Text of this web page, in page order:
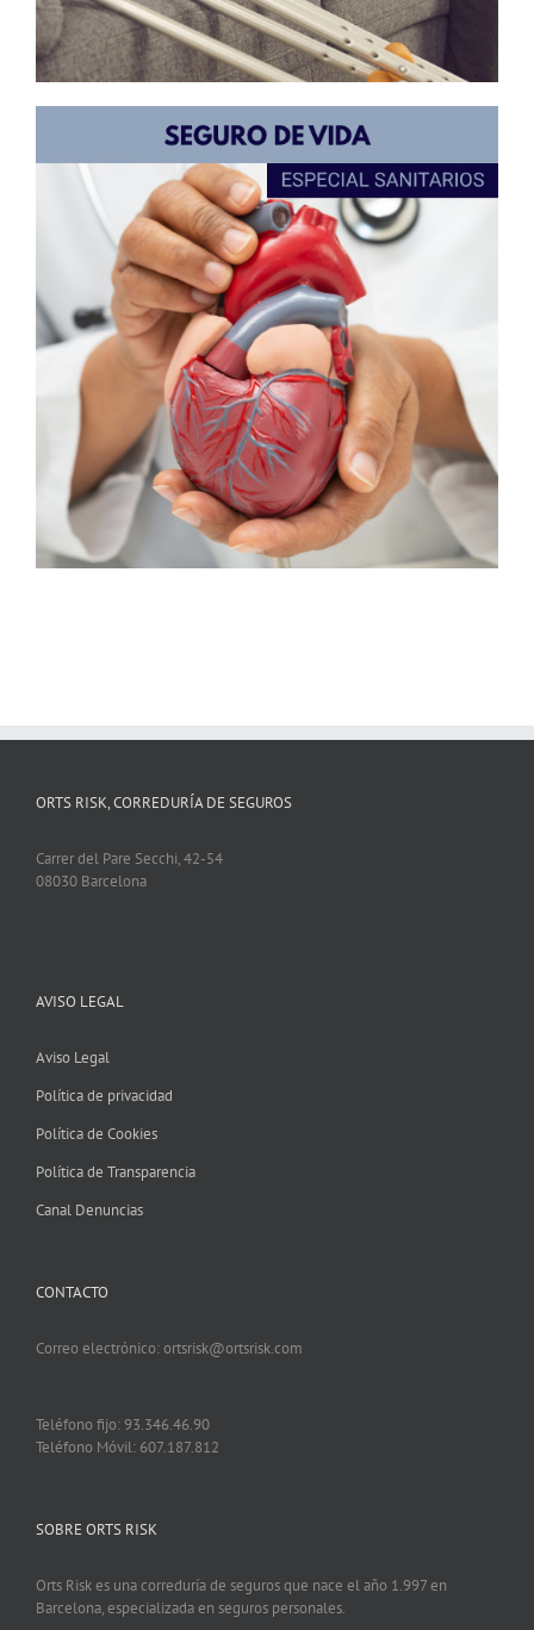
ORTS RISK, CORREDURÍA DE SEGUROS
Carrer del Pare Secchi, 42-54
08030 Barcelona
AVISO LEGAL
Aviso Legal
Política de privacidad
Política de Cookies
Política de Transparencia
Canal Denuncias
CONTACTO
Correo electrónico: ortsrisk@ortsrisk.com
Teléfono fijo: 93.346.46.90
Teléfono Móvil: 607.187.812
SOBRE ORTS RISK
Orts Risk es una correduría de seguros que nace el año 1.997 en
Barcelona, especializada en seguros personales.